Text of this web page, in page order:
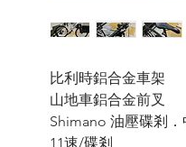
比利時鋁合金車架
山地車鋁合金前叉
Shimano 油壓碟剎
11速/碟剎